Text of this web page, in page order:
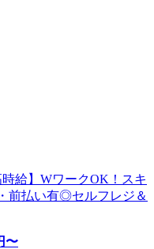
給】WワークOK！スキ
前払い有◎セルフレジ＆
〜